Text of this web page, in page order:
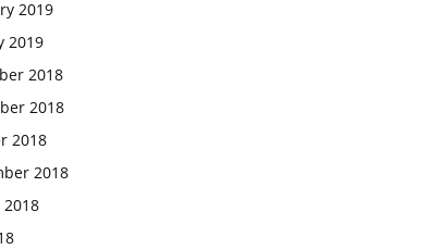
2019
2019
2018
2018
2018
2018